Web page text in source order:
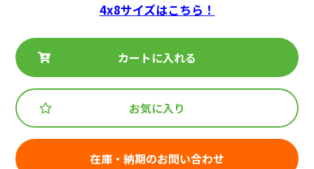
4x8サイズはこちら！
カートに入れる
お気に入り
在庫・納期のお問い合わせ